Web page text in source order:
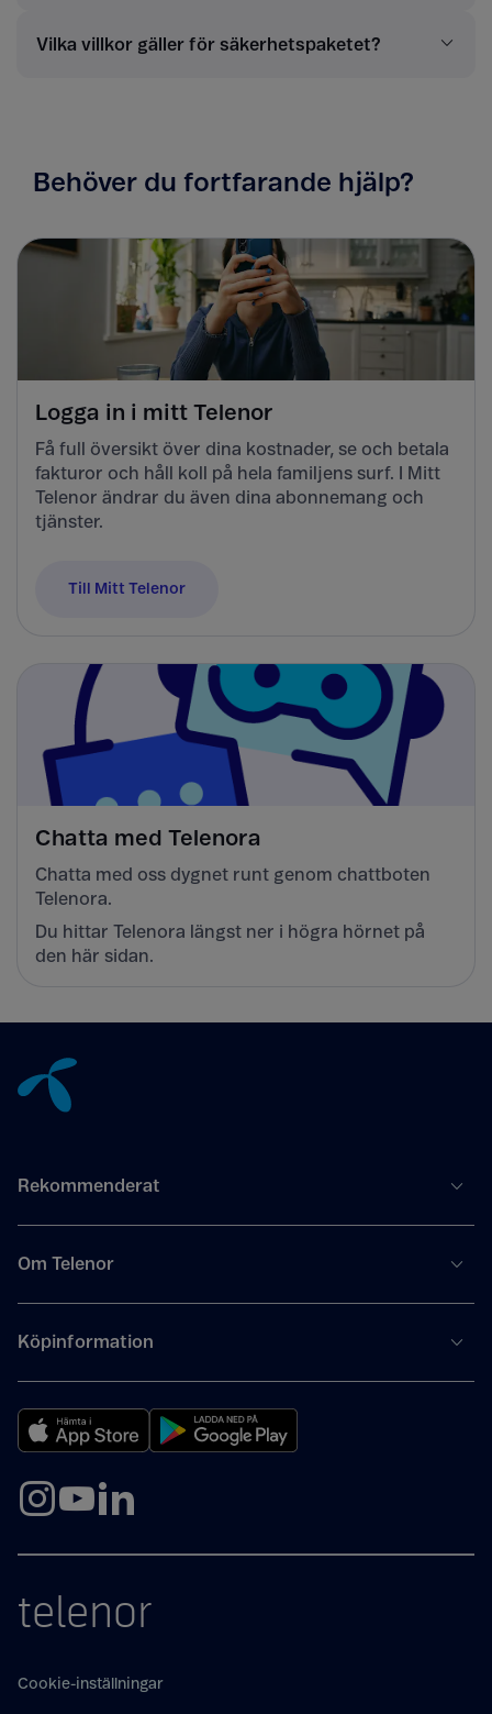
Vilka villkor gäller för säkerhetspaketet?
Behöver du fortfarande hjälp?
Logga in i mitt Telenor
Få full översikt över dina kostnader, se och betala
fakturor och håll koll på hela familjens surf. I Mitt
Telenor ändrar du även dina abonnemang och
tjänster.
Till Mitt Telenor
Chatta med Telenora
Chatta med oss dygnet runt genom chattboten
Telenora.
Du hittar Telenora längst ner i högra hörnet på
den här sidan.
Rekommenderat
Om Telenor
Köpinformation
telenor
Cookie-inställningar